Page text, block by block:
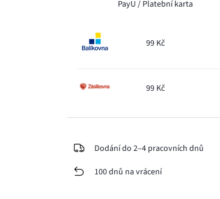
PayU / Platební karta
99 Kč
99 Kč
Dodání do 2–4 pracovních dnů
100 dnů na vrácení